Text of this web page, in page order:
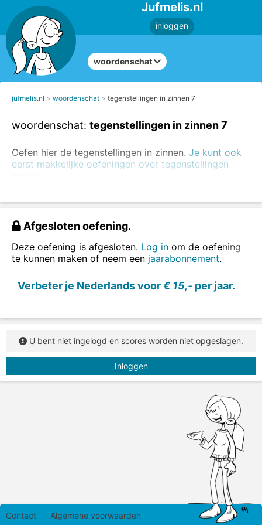
Jufmelis.nl
inloggen
woordenschat
jufmelis.nl woordenschat tegenstellingen in zinnen 7
woordenschat: tegenstellingen in zinnen 7
Oefen hier de tegenstellingen in zinnen. Je kunt ook
eerst makkelijke oefeningen over tegenstellingen
koud - warm
vies - schoon
gelukkig - ongelukkig
Afgesloten oefening.
Deze oefening is afgesloten. Log in om de oefening
te kunnen maken of neem een jaarabonnement.
Verbeter je Nederlands voor€ 15,- per jaar.
U bent niet ingelogd en scores worden niet opgeslagen.
Inloggen
Contact Algemene voorwaarden